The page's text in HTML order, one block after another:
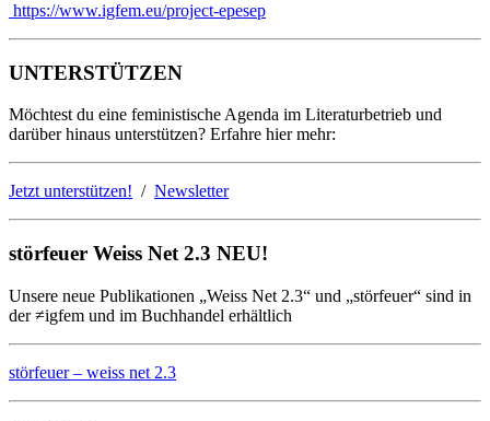
https://www.igfem.eu/project-epesep
UNTERSTÜTZEN
Möchtest du eine feministische Agenda im Literaturbetrieb und
darüber hinaus unterstützen? Erfahre hier mehr:
Jetzt unterstützen! / Newsletter
störfeuer Weiss Net 2.3 NEU!
Unsere neue Publikationen „Weiss Net 2.3“ und „störfeuer“ sind in
der ≠igfem und im Buchhandel erhältlich
störfeuer – weiss net 2.3